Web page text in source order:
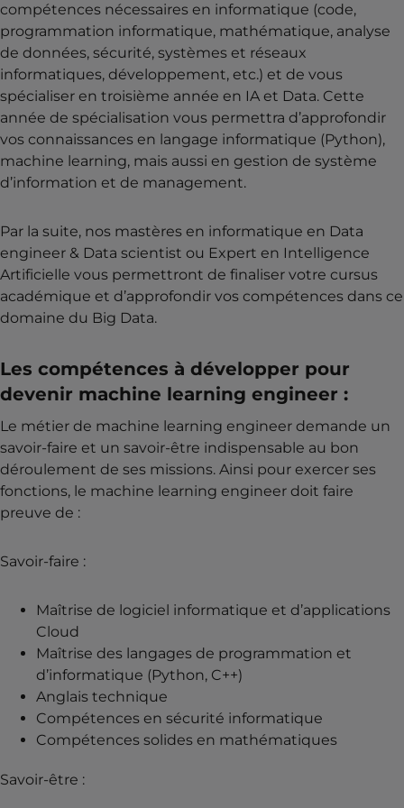
compétences nécessaires en informatique (code,
programmation informatique, mathématique, analyse
de données, sécurité, systèmes et réseaux
informatiques, développement, etc.) et de vous
spécialiser en troisième année en IA et Data. Cette
année de spécialisation vous permettra d’approfondir
vos connaissances en langage informatique (Python),
machine learning, mais aussi en gestion de système
d’information et de management.
Par la suite, nos mastères en informatique en Data
engineer & Data scientist ou Expert en Intelligence
Artificielle vous permettront de finaliser votre cursus
académique et d’approfondir vos compétences dans ce
domaine du Big Data.
Les compétences à développer pour
devenir machine learning engineer :
Le métier de machine learning engineer demande un
savoir-faire et un savoir-être indispensable au bon
déroulement de ses missions. Ainsi pour exercer ses
fonctions, le machine learning engineer doit faire
preuve de :
Savoir-faire :
Maîtrise de logiciel informatique et d’applications
Cloud
Maîtrise des langages de programmation et
d’informatique (Python, C++)
Anglais technique
Compétences en sécurité informatique
Compétences solides en mathématiques
Savoir-être :